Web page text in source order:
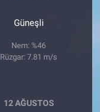
Güneşli
Nem: %46
Rüzgar: 7.81 m/s
12 AĞUSTOS